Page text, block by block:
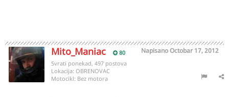
Mito_Maniac 80 NapisanoOctobar 17, 2012
Svrati ponekad, 497 postova
Lokacija: OBRENOVAC
Motocikl: Bez motora